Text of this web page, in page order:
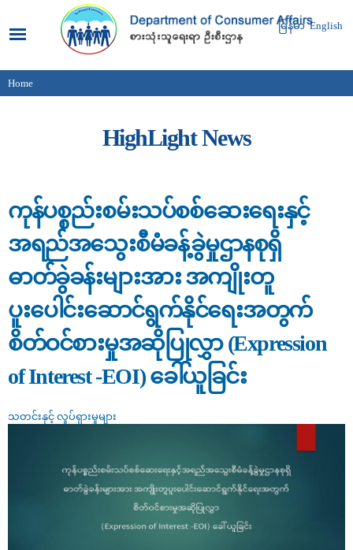
main
content
မြန်မာ English
You are here
Home
HighLight News
ကုန်ပစ္စည်းစမ်းသပ်စစ်ဆေးရေးနှင့်
အရည်အသွေးစီမံခန့်ခွဲမှုဌာနစုရှိ
ဓာတ်ခွဲခန်းများအား အကျိုးတူ
ပူးပေါင်းဆောင်ရွက်နိုင်ရေးအတွက်
စိတ်ဝင်စားမှုအဆိုပြုလွှာ (Expression
of Interest -EOI) ခေါ်ယူခြင်း
သတင်းနှင့် လှုပ်ရှားမှုများ